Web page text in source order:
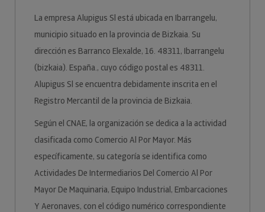
La empresa Alupigus Sl está ubicada en Ibarrangelu,
municipio situado en la provincia de Bizkaia. Su
dirección es Barranco Elexalde, 16. 48311, Ibarrangelu
(bizkaia). España., cuyo código postal es 48311.
Alupigus Sl se encuentra debidamente inscrita en el
Registro Mercantil de la provincia de Bizkaia.
Según el CNAE, la organización se dedica a la actividad
clasificada como Comercio Al Por Mayor. Más
específicamente, su categoría se identifica como
Actividades De Intermediarios Del Comercio Al Por
Mayor De Maquinaria, Equipo Industrial, Embarcaciones
Y Aeronaves, con el código numérico correspondiente